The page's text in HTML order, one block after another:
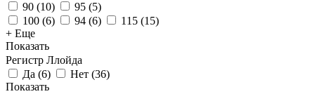
90 (10) 95 (5)
100 (6) 94 (6) 115 (15)
+ Еще
Показать
Регистр Ллойда
Да (6) Нет (36)
Показать